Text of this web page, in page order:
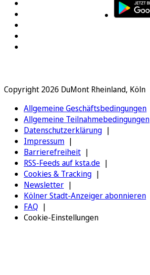
Copyright 2026 DuMont Rheinland, Köln
Allgemeine Geschäftsbedingungen
Allgemeine Teilnahmebedingungen
Datenschutzerklärung
Impressum
Barrierefreiheit
RSS-Feeds auf ksta.de
Cookies & Tracking
Newsletter
Kölner Stadt-Anzeiger abonnieren
FAQ
Cookie-Einstellungen